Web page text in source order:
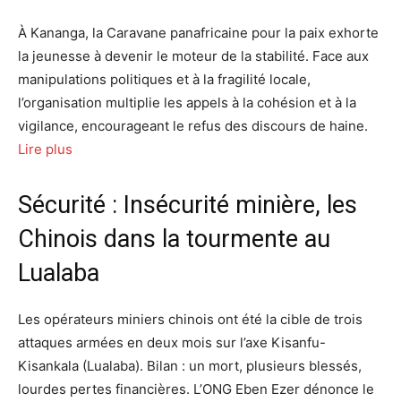
À Kananga, la Caravane panafricaine pour la paix exhorte
la jeunesse à devenir le moteur de la stabilité. Face aux
manipulations politiques et à la fragilité locale,
l’organisation multiplie les appels à la cohésion et à la
vigilance, encourageant le refus des discours de haine.
Lire plus
Sécurité : Insécurité minière, les
Chinois dans la tourmente au
Lualaba
Les opérateurs miniers chinois ont été la cible de trois
attaques armées en deux mois sur l’axe Kisanfu-
Kisankala (Lualaba). Bilan : un mort, plusieurs blessés,
lourdes pertes financières. L’ONG Eben Ezer dénonce le